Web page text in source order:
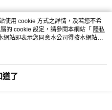
使用 cookie 方式之詳情，及若您不希
的 cookie 設定，請參閱本網站「 隱私
網站即表示您同意本公司得按本網站使
道了